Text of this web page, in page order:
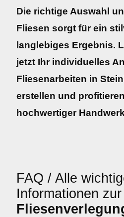
Die richtige Auswahl
Fliesen sorgt für ein
langlebiges Ergebnis.
jetzt Ihr individuelles
Fliesenarbeiten in
erstellen und
hochwertiger
FAQ / Alle
Informationen zur